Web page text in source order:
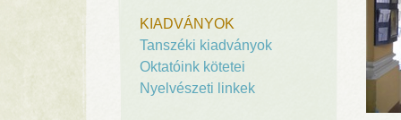
KIADVÁNYOK
Tanszéki kiadványok
Oktatóink kötetei
Nyelvészeti linkek